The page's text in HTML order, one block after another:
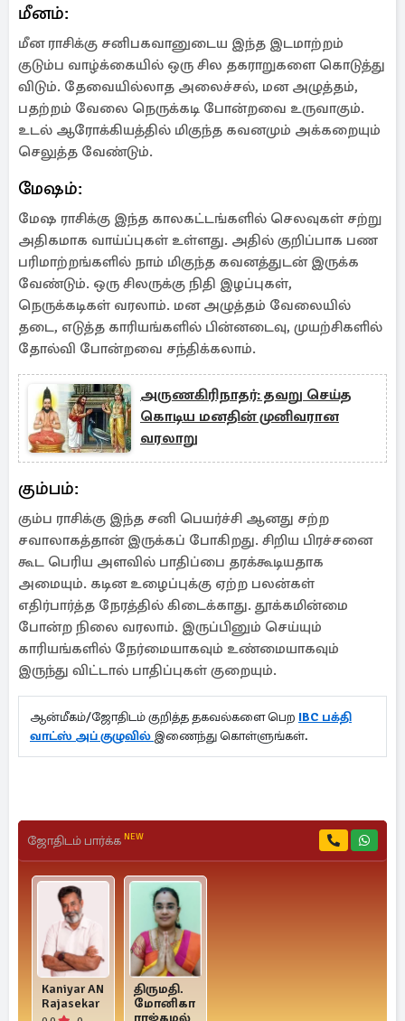
மீனம்:
மீன ராசிக்கு சனிபகவானுடைய இந்த இடமாற்றம்
குடும்ப வாழ்க்கையில் ஒரு சில தகராறுகளை கொடுத்து
விடும். தேவையில்லாத அலைச்சல், மன அழுத்தம்,
பதற்றம் வேலை நெருக்கடி போன்றவை உருவாகும்.
உடல் ஆரோக்கியத்தில் மிகுந்த கவனமும் அக்கறையும்
செலுத்த வேண்டும்.
மேஷம்:
மேஷ ராசிக்கு இந்த காலகட்டங்களில் செலவுகள் சற்று
அதிகமாக வாய்ப்புகள் உள்ளது. அதில் குறிப்பாக பண
பரிமாற்றங்களில் நாம் மிகுந்த கவனத்துடன் இருக்க
வேண்டும். ஒரு சிலருக்கு நிதி இழப்புகள்,
நெருக்கடிகள் வரலாம். மன அழுத்தம் வேலையில்
தடை, எடுத்த காரியங்களில் பின்னடைவு, முயற்சிகளில்
தோல்வி போன்றவை சந்திக்கலாம்.
அருணகிரிநாதர்: தவறு செய்த
கொடிய மனதின் முனிவரான
வரலாறு
கும்பம்:
கும்ப ராசிக்கு இந்த சனி பெயர்ச்சி ஆனது சற்ற
சவாலாகத்தான் இருக்கப் போகிறது. சிறிய பிரச்சனை
கூட பெரிய அளவில் பாதிப்பை தரக்கூடியதாக
அமையும். கடின உழைப்புக்கு ஏற்ற பலன்கள்
எதிர்பார்த்த நேரத்தில் கிடைக்காது. தூக்கமின்மை
போன்ற நிலை வரலாம். இருப்பினும் செய்யும்
காரியங்களில் நேர்மையாகவும் உண்மையாகவும்
இருந்து விட்டால் பாதிப்புகள் குறையும்.
ஆன்மீகம்/ஜோதிடம் குறித்த தகவல்களை பெற IBC பக்தி
வாட்ஸ் அப் குழுவில் இணைந்து கொள்ளுங்கள்.
ஜோதிடம் பார்க்க NEW
Kaniyar AN
Rajasekar
திருமதி.
மோனிகா
ராஜ்கமல்